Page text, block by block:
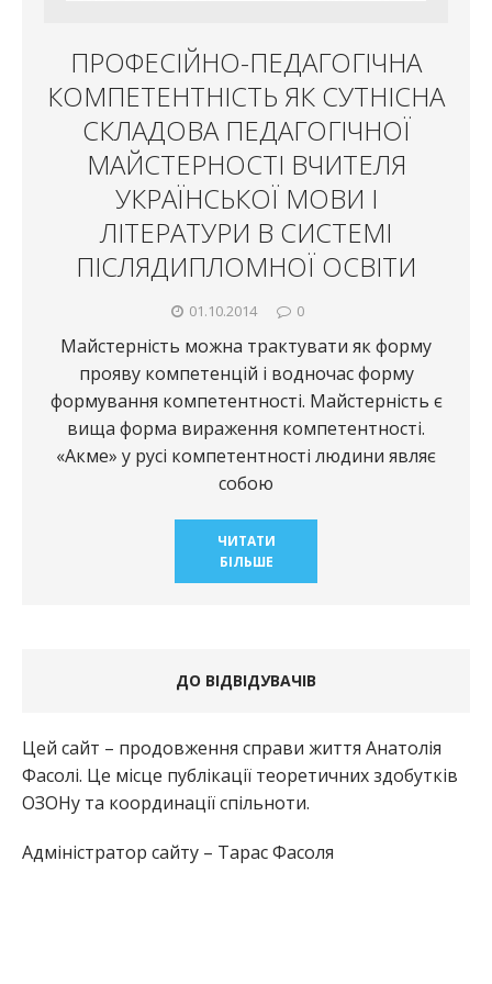
ПРОФЕСІЙНО-ПЕДАГОГІЧНА
КОМПЕТЕНТНІСТЬ ЯК СУТНІСНА
СКЛАДОВА ПЕДАГОГІЧНОЇ
МАЙСТЕРНОСТІ ВЧИТЕЛЯ
УКРАЇНСЬКОЇ МОВИ І
ЛІТЕРАТУРИ В СИСТЕМІ
ПІСЛЯДИПЛОМНОЇ ОСВІТИ
01.10.2014 0
Майстерність можна трактувати як форму
прояву компетенцій і водночас форму
формування компетентності. Майстерність є
вища форма вираження компетентності.
«Акме» у русі компетентності людини являє
собою
ЧИТАТИ
БІЛЬШЕ
ДО ВІДВІДУВАЧІВ
Цей сайт – продовження справи життя Анатолія
Фасолі. Це місце публікації теоретичних здобутків
ОЗОНу та координації спільноти.
Адміністратор сайту – Тарас Фасоля